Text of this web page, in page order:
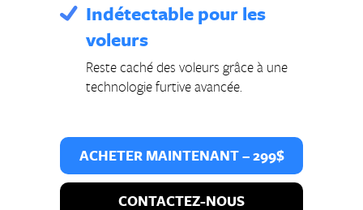
Indétectable pour les
voleurs
Reste caché des voleurs grâce à une
technologie furtive avancée.
ACHETER MAINTENANT – 299$
CONTACTEZ-NOUS